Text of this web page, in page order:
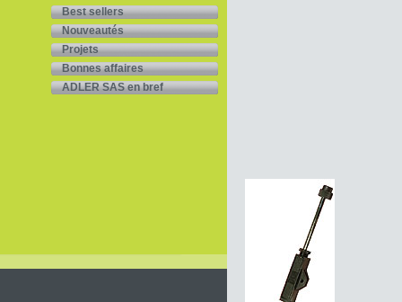
Best sellers
Nouveautés
Projets
Bonnes affaires
ADLER SAS en bref